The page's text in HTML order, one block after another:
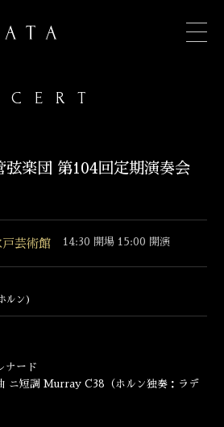
TOP
弦楽団 第104回定期演奏会
戸芸術館 14:30 開場 15:00 開演
ルン)
ナード
ニ短調 Murray C38（ホルン独奏：ラデ